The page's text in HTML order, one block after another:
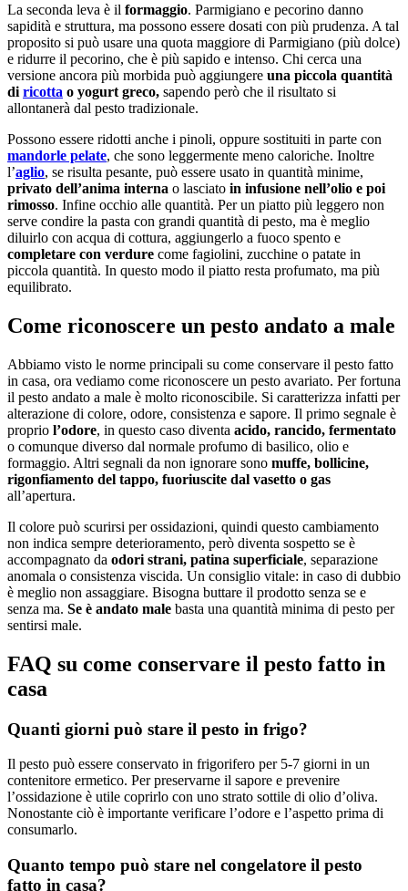
La seconda leva è il formaggio. Parmigiano e pecorino danno
sapidità e struttura, ma possono essere dosati con più prudenza. A tal
proposito si può usare una quota maggiore di Parmigiano (più dolce)
e ridurre il pecorino, che è più sapido e intenso. Chi cerca una
versione ancora più morbida può aggiungere una piccola quantità
di ricotta o yogurt greco, sapendo però che il risultato si
allontanerà dal pesto tradizionale.
Possono essere ridotti anche i pinoli, oppure sostituiti in parte con
mandorle pelate, che sono leggermente meno caloriche. Inoltre
l’aglio, se risulta pesante, può essere usato in quantità minime,
privato dell’anima interna o lasciato in infusione nell’olio e poi
rimosso. Infine occhio alle quantità. Per un piatto più leggero non
serve condire la pasta con grandi quantità di pesto, ma è meglio
diluirlo con acqua di cottura, aggiungerlo a fuoco spento e
completare con verdure come fagiolini, zucchine o patate in
piccola quantità. In questo modo il piatto resta profumato, ma più
equilibrato.
Come riconoscere un pesto andato a male
Abbiamo visto le norme principali su come conservare il pesto fatto
in casa, ora vediamo come riconoscere un pesto avariato. Per fortuna
il pesto andato a male è molto riconoscibile. Si caratterizza infatti per
alterazione di colore, odore, consistenza e sapore. Il primo segnale è
proprio l’odore, in questo caso diventa acido, rancido, fermentato
o comunque diverso dal normale profumo di basilico, olio e
formaggio. Altri segnali da non ignorare sono muffe, bollicine,
rigonfiamento del tappo, fuoriuscite dal vasetto o gas
all’apertura.
Il colore può scurirsi per ossidazioni, quindi questo cambiamento
non indica sempre deterioramento, però diventa sospetto se è
accompagnato da odori strani, patina superficiale, separazione
anomala o consistenza viscida. Un consiglio vitale: in caso di dubbio
è meglio non assaggiare. Bisogna buttare il prodotto senza se e
senza ma. Se è andato male basta una quantità minima di pesto per
sentirsi male.
FAQ su come conservare il pesto fatto in
casa
Quanti giorni può stare il pesto in frigo?
Il pesto può essere conservato in frigorifero per 5-7 giorni in un
contenitore ermetico. Per preservarne il sapore e prevenire
l’ossidazione è utile coprirlo con uno strato sottile di olio d’oliva.
Nonostante ciò è importante verificare l’odore e l’aspetto prima di
consumarlo.
Quanto tempo può stare nel congelatore il pesto
fatto in casa?